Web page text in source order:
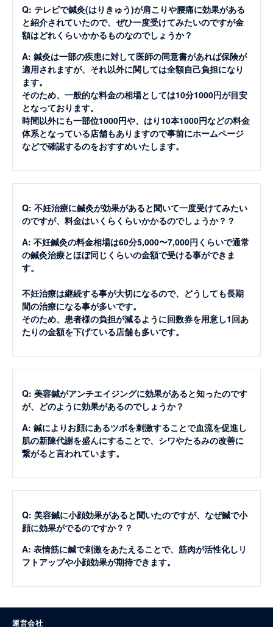
Q: テレビで鍼灸(はりきゅう)が肩こりや腰痛に効果がある
と紹介されていたので、ぜひ一度受けてみたいのですが金
額はどれくらいかかるものなのでしょうか？
A: 鍼灸は一部の疾患に対して医師の同意書があれば保険が
適用されますが、それ以外に関しては全額自己負担になり
ます。
そのため、一般的な料金の相場としては10分1000円が目安
となっております。
時間以外にも一部位1000円や、はり10本1000円などの料金
体系となっている店舗もありますので事前にホームページ
などで確認するのをおすすめいたします。
Q: 不妊治療に鍼灸が効果があると聞いて一度受けてみたい
のですが、料金はいくらくらいかかるのでしょうか？？
A: 不妊鍼灸の料金相場は60分5,000〜7,000円くらいで通常
の鍼灸治療とほぼ同じくらいの金額で受ける事ができま
す。
不妊治療は継続する事が大切になるので、どうしても長期
間の治療になる事が多いです。
そのため、患者様の負担が減るように回数券を用意し1回あ
たりの金額を下げている店舗も多いです。
Q: 美容鍼がアンチエイジングに効果があると知ったのです
が、どのように効果があるのでしょうか？
A: 鍼によりお顔にあるツボを刺激することで血流を促進し
肌の新陳代謝を盛んにすることで、シワやたるみの改善に
繋がると言われています。
Q: 美容鍼に小顔効果があると聞いたのですが、なぜ鍼で小
顔に効果がでるのですか？？
A: 表情筋に鍼で刺激をあたえることで、筋肉が活性化しリ
フトアップや小顔効果が期待できます。
運営会社